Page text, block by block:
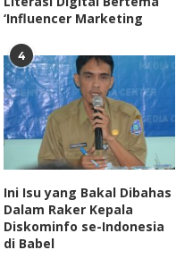
‘Influencer Marketing
4
Ini Isu yang Bakal Dibahas
Dalam Raker Kepala
Diskominfo se-Indonesia
di Babel